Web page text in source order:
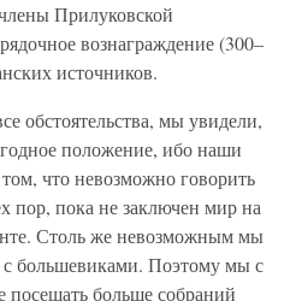
Прилуковской
вознаграждение (300–
источников.
обстоятельства, мы увидели,
положение, ибо наши
что невозможно говорить
пор, пока не заключен мир на
Столь же невозможным мы
с большевиками. Поэтому мы с
больше собраний